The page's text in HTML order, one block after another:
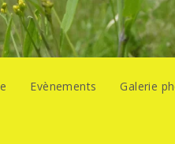
Evènements Galerie